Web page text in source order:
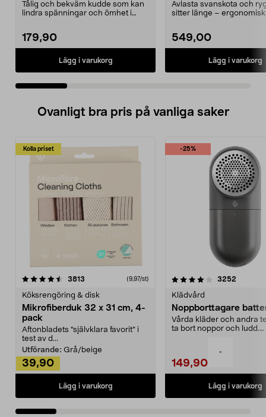
-
Tålig och bekväm kudde som kan
lindra spänningar och ömhet i
179,90
Lägg i varukorg
Avlasta svanskota och
sitter länge – ergonomisk
549,00
Lägg i varukorg
Ovanligt bra pris på vanliga saker
Kolla priset
3813 (9,97/st)
Köksrengöring & disk
Mikrofiberduk 32 x 31 cm, 4-
pack
Aftonbladets "självklara favorit” i
test av d...
Utförande: Grå/beige
39,90
Lägg i varukorg
-25%
4.0av 5 stjärnor 3252
Klädvård
Noppborttagare
Vårda kläder och andra
ta bort noppor och ludd.
149,90
Lägg i varukorg
4.5av 5 stjärnor